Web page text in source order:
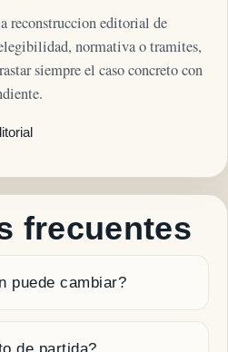
reconstruccion editorial de
normativa o tramites,
siempre el caso concreto con
frecuentes
puede cambiar?
de partida?